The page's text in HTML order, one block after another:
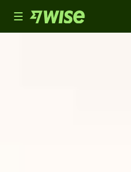
Toggle
navigation